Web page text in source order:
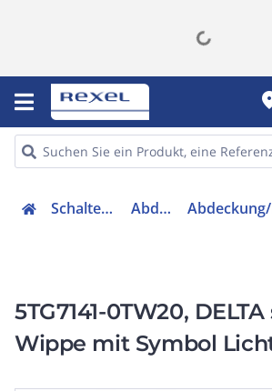
Schalter, Steckdosen, Stecker Abdeckung Schalter
5TG7141-0TW20,
Wippe mit Symbol